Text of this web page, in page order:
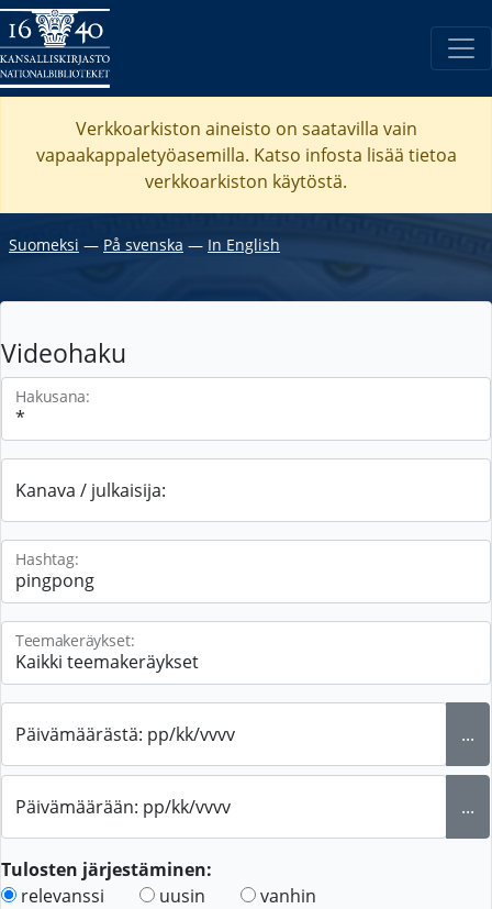
Verkkoarkiston aineisto on saatavilla vain
vapaakappaletyöasemilla. Katso infosta lisää tietoa
verkkoarkiston käytöstä.
Suomeksi ― På svenska ― In English
Videohaku
Hakusana:
Kanava / julkaisija:
Hashtag:
Teemakeräykset:
Päivämäärästä: pp/kk/vvvv ...
Päivämäärään: pp/kk/vvvv ...
Tulosten järjestäminen:
relevanssi
uusin vanhin